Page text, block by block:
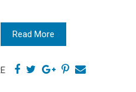
Read More